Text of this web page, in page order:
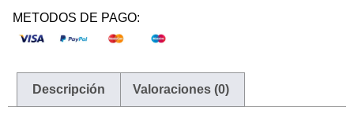
METODOS DE PAGO:
Descripción Valoraciones (0)